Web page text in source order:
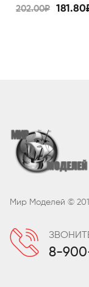
202.00₽
Мир Моделей ©
8-